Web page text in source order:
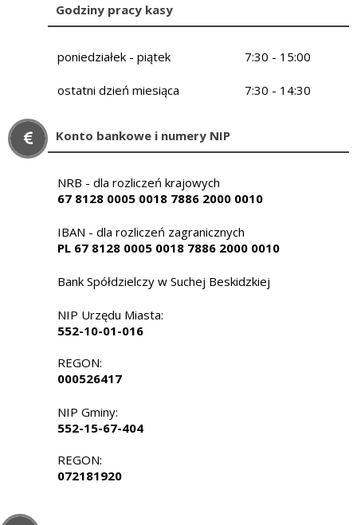
Godziny pracy kasy
poniedziałek - piątek 7:30 - 15:00
ostatni dzień miesiąca 7:30 - 14:30
Konto bankowe i numery NIP
NRB - dla rozliczeń krajowych
67 8128 0005 0018 7886 2000 0010
IBAN - dla rozliczeń zagranicznych
PL 67 8128 0005 0018 7886 2000 0010
Bank Spółdzielczy w Suchej Beskidzkiej
NIP Urzędu Miasta:
552-10-01-016
REGON:
000526417
NIP Gminy:
552-15-67-404
REGON:
072181920